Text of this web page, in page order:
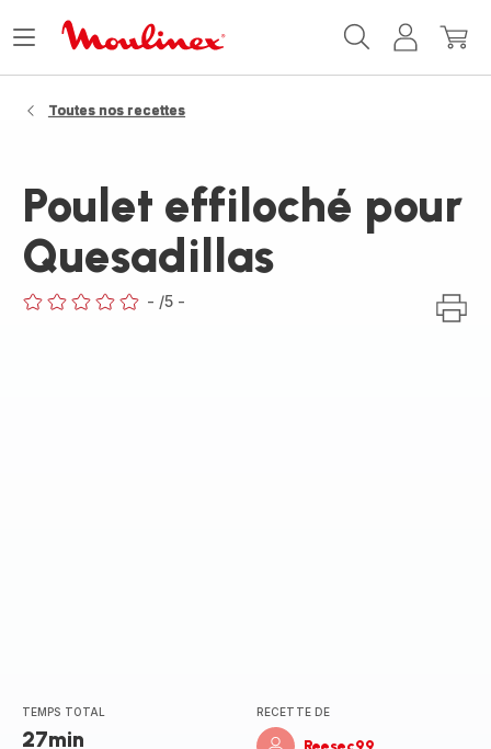
MonMon
Ouvrir
Toutes nos recettes
Poulet effiloché pour
Quesadillas
- /5 -
TEMPS TOTAL
27min
RECETTE DE